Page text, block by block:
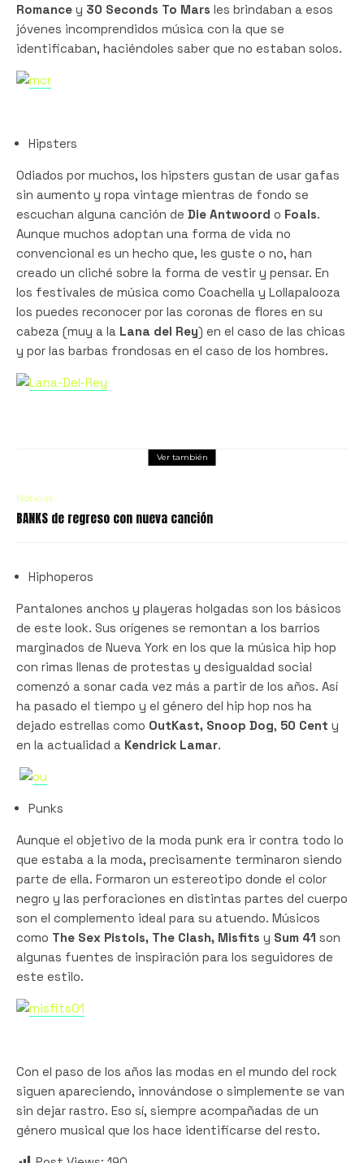
Romance y 30 Seconds To Mars les brindaban a esos
jóvenes incomprendidos música con la que se
identificaban, haciéndoles saber que no estaban solos.
Hipsters
Odiados por muchos, los hipsters gustan de usar gafas
sin aumento y ropa vintage mientras de fondo se
escuchan alguna canción de Die Antwoord o Foals.
Aunque muchos adoptan una forma de vida no
convencional es un hecho que, les guste o no, han
creado un cliché sobre la forma de vestir y pensar. En
los festivales de música como Coachella y Lollapalooza
los puedes reconocer por las coronas de flores en su
cabeza (muy a la Lana del Rey) en el caso de las chicas
y por las barbas frondosas en el caso de los hombres.
Ver también
Noticias
BANKS de regreso con nueva canción
Hiphoperos
Pantalones anchos y playeras holgadas son los básicos
de este look. Sus orígenes se remontan a los barrios
marginados de Nueva York en los que la música hip hop
con rimas llenas de protestas y desigualdad social
comenzó a sonar cada vez más a partir de los años. Así
ha pasado el tiempo y el género del hip hop nos ha
dejado estrellas como OutKast, Snoop Dog, 50 Cent y
en la actualidad a Kendrick Lamar.
Punks
Aunque el objetivo de la moda punk era ir contra todo lo
que estaba a la moda, precisamente terminaron siendo
parte de ella. Formaron un estereotipo donde el color
negro y las perforaciones en distintas partes del cuerpo
son el complemento ideal para su atuendo. Músicos
como The Sex Pistols, The Clash, Misfits y Sum 41 son
algunas fuentes de inspiración para los seguidores de
este estilo.
Con el paso de los años las modas en el mundo del rock
siguen apareciendo, innovándose o simplemente se van
sin dejar rastro. Eso sí, siempre acompañadas de un
género musical que los hace identificarse del resto.